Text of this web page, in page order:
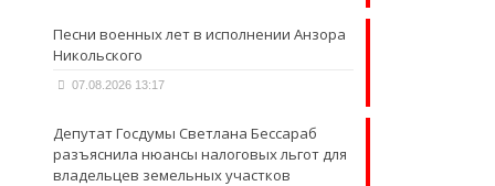
Песни военных лет в исполнении Анзора
Никольского
07.08.2026 13:17
Депутат Госдумы Светлана Бессараб
разъяснила нюансы налоговых льгот для
владельцев земельных участков